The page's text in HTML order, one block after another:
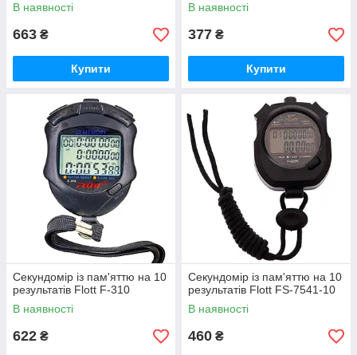
В наявності
663 ₴
Купити
В наявності
377 ₴
Купити
Секундомір із пам'яттю на 10
результатів Flott F-310
В наявності
622 ₴
Секундомір із пам'яттю на 10
результатів Flott FS-7541-10
В наявності
460 ₴